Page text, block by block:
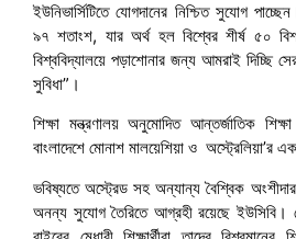
ইউনিভার্সিটিতে যোগদানের নিশ্চিত সুযোগ
৯৭ শতাংশ, যার অর্থ হল বিশ্বের শীর্ষ ৫০
বিশ্ববিদ্যালয়ে পড়াশোনার জন্য আমরাই দিচ্ছি
সুবিধা”।
শিক্ষা মন্ত্রণালয় অনুমোদিত আন্তর্জাতিক শিক্ষা
বাংলাদেশে মোনাশ মালয়েশিয়া ও অস্ট্রেলিয়া’র
ভবিষ্যতে অস্ট্রেড সহ অন্যান্য বৈশ্বিক
অনন্য সুযোগ তৈরিতে আগ্রহী রয়েছে ইউসিবি।